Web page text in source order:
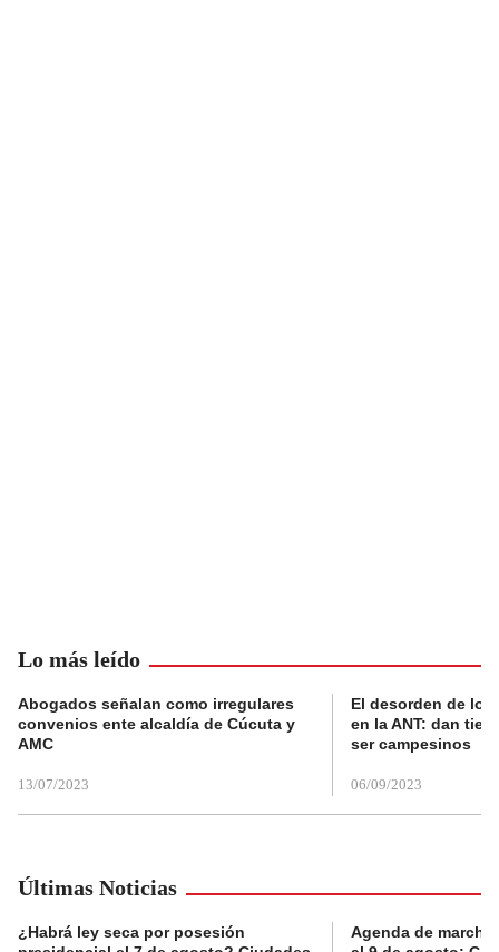
Lo más leído
Abogados señalan como irregulares
convenios ente alcaldía de Cúcuta y
AMC
13/07/2023
El desorden de
en la ANT: dan
ser campesinos
06/09/2023
Últimas Noticias
¿Habrá ley seca por posesión
Agenda de